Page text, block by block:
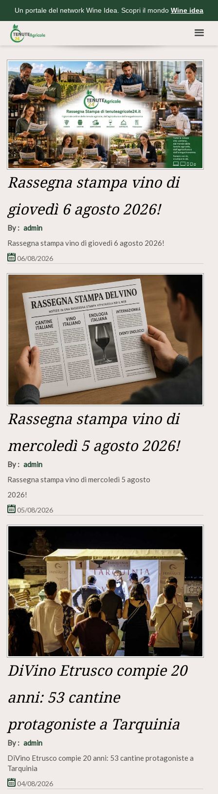
Un portale del network Wine Idea. Scopri il mondo Wine idea
Rassegna stampa vino di
giovedì 6 agosto 2026!
By : admin
Rassegna stampa vino di giovedì 6 agosto 2026!
06/08/2026
Rassegna stampa vino di
mercoledì 5 agosto 2026!
By : admin
Rassegna stampa vino di mercoledì 5 agosto
2026!
05/08/2026
DiVino Etrusco compie 20
anni: 53 cantine
protagoniste a Tarquinia
By : admin
DiVino Etrusco compie 20 anni: 53 cantine protagoniste a
Tarquinia
04/08/2026